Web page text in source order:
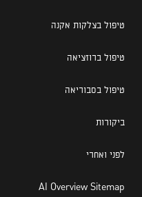
טיפול בצלקות אקנה
טיפול ברוזציאה
טיפול בסבוריאה
ביקורות
לפני ואחרי
AI Overview Sitemap